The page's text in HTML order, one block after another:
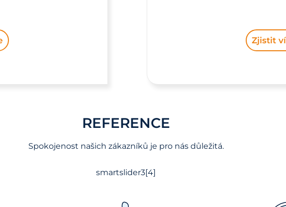
Zjistit
REFERENCE
Spokojenost našich zákazníků je pro nás důležitá.
smartslider3[4]